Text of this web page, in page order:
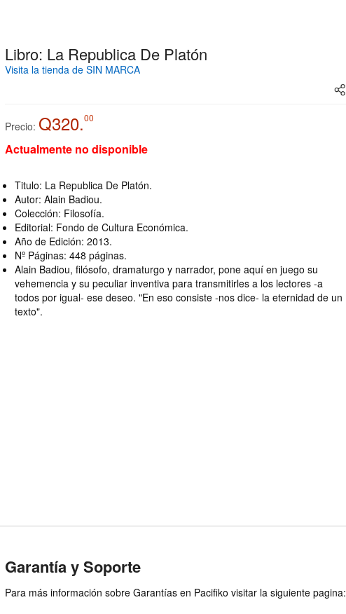
Libro: La Republica De Platón
Visita la tienda de SIN MARCA
Precio: Q320.00
Actualmente no disponible
Titulo: La Republica De Platón.
Autor: Alain Badiou.
Colección: Filosofía.
Editorial: Fondo de Cultura Económica.
Año de Edición: 2013.
Nº Páginas: 448 páginas.
Alain Badiou, filósofo, dramaturgo y narrador, pone aquí en juego su
vehemencia y su peculiar inventiva para transmitirles a los lectores -a
todos por igual- ese deseo. "En eso consiste -nos dice- la eternidad de un
texto".
Garantía y Soporte
Para más información sobre Garantías en Pacifiko visitar la siguiente pagina: